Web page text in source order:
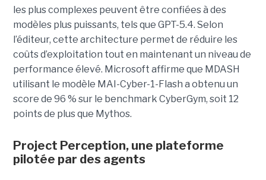
les plus complexes peuvent être confiées à des
modèles plus puissants, tels que GPT-5.4. Selon
l’éditeur, cette architecture permet de réduire les
coûts d’exploitation tout en maintenant un niveau de
performance élevé. Microsoft affirme que MDASH
utilisant le modèle MAI-Cyber-1-Flash a obtenu un
score de 96 % sur le benchmark CyberGym, soit 12
points de plus que Mythos.
Project Perception, une plateforme
pilotée par des agents